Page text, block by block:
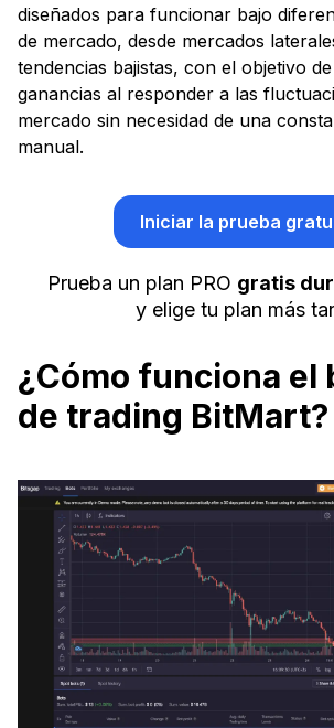
diseñados para funcionar bajo
de mercado, desde mercados
tendencias bajistas, con el objetivo
ganancias al responder a las
mercado sin necesidad de una
manual.
Iniciar la prueba
Prueba un plan PRO gratis
y elige tu plan más
¿Cómo funciona el
de trading BitMart?